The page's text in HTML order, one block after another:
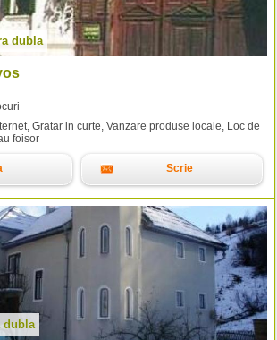
dubla
Gratar in curte, Vanzare produse locale, Loc de
foisor
Scrie
dubla